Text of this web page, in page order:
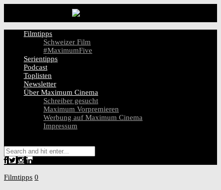
Filmtipps
Schweizer Film
#MaximumFive
Serientipps
Podcast
Toplisten
Newsletter
Über Maximum Cinema
Schreiber gesucht
Maximum Vorpremieren
Werbung auf Maximum Cinema
Impressum
Filmtipps 0